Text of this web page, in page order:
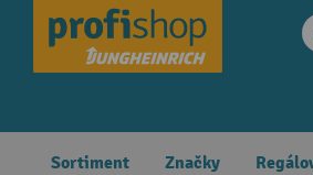
Skip to main navigation
Sortiment Značky